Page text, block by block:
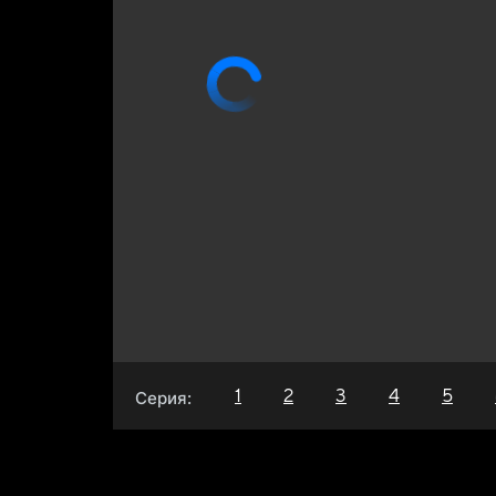
Серия: 1 2 3 4 5